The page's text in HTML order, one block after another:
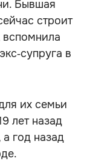
Бывшая
строит
в
их семьи
лет назад
год назад